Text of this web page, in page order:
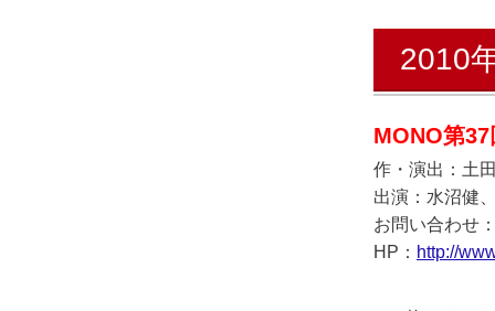
2010
MONO第
作・演出：土
出演：水沼健
お問い合わせ
HP： http://